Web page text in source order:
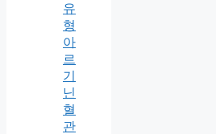
유
형
아
르
기
닌
혈
관